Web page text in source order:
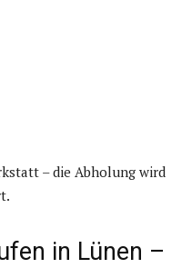
– die Abholung wird
in Lünen –